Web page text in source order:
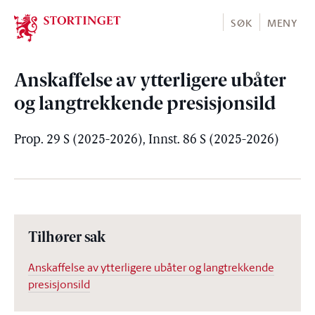
Stortinget.no
SØK MENY
Anskaffelse av ytterligere ubåter
og langtrekkende presisjonsild
Prop. 29 S (2025-2026), Innst. 86 S (2025-2026)
Tilhører sak
Anskaffelse av ytterligere ubåter og langtrekkende
presisjonsild